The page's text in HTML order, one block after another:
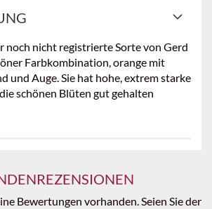
noch nicht registrierte Sorte von Gerd
Farbkombination, orange mit
und Auge. Sie hat hohe, extrem starke
schönen Blüten gut gehalten
Bewertungen vorhanden. Seien Sie der